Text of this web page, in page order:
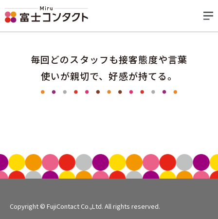
毎回どのスタッフも接客態度や言葉
使いが親切で、好感が持てる。
Copyright © FujiContact Co.,Ltd. All rights reserved.